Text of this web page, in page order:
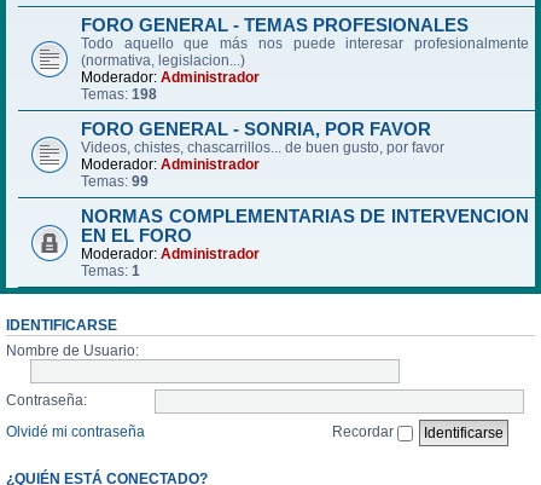
FORO GENERAL - TEMAS PROFESIONALES
Todo aquello que más nos puede interesar profesionalmente
(normativa, legislacion...)
Moderador: Administrador
Temas: 198
FORO GENERAL - SONRIA, POR FAVOR
Videos, chistes, chascarrillos... de buen gusto, por favor
Moderador: Administrador
Temas: 99
NORMAS COMPLEMENTARIAS DE INTERVENCION
EN EL FORO
Moderador: Administrador
Temas: 1
IDENTIFICARSE
Nombre de Usuario:
Contraseña:
Olvidé mi contraseña
Recordar
¿QUIÉN ESTÁ CONECTADO?